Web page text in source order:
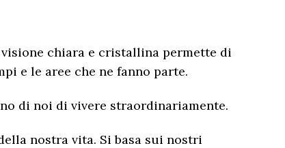
chiara e cristallina permette di
e le aree che ne fanno parte.
di noi di vivere straordinariamente.
nostra vita. Si basa sui nostri